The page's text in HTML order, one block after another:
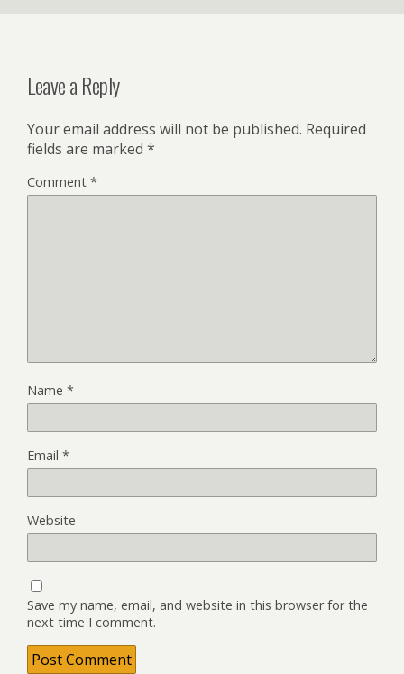
Leave a Reply
Your email address will not be published. Required
fields are marked *
Comment *
Name *
Email *
Website
Save my name, email, and website in this browser for the
next time I comment.